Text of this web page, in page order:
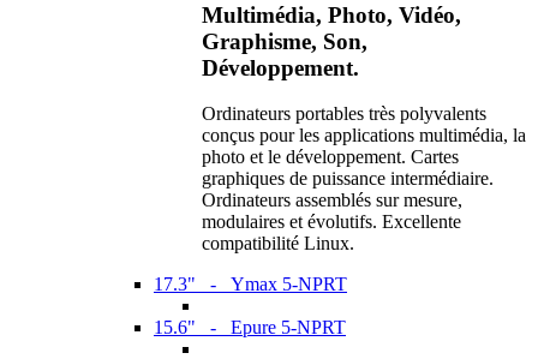
Multimédia, Photo, Vidéo,
Graphisme, Son,
Développement.
Ordinateurs portables très polyvalents
conçus pour les applications multimédia, la
photo et le développement. Cartes
graphiques de puissance intermédiaire.
Ordinateurs assemblés sur mesure,
modulaires et évolutifs. Excellente
compatibilité Linux.
17.3" - Ymax 5-NPRT
15.6" - Epure 5-NPRT